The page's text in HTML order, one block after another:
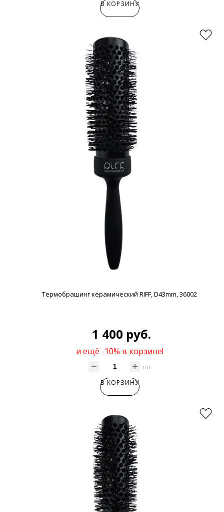
В КОРЗИНУ
Термобрашинг керамический RIFF, D43mm, 36002
1 400 руб.
и ещё -10% в корзине!
шт
В КОРЗИНУ